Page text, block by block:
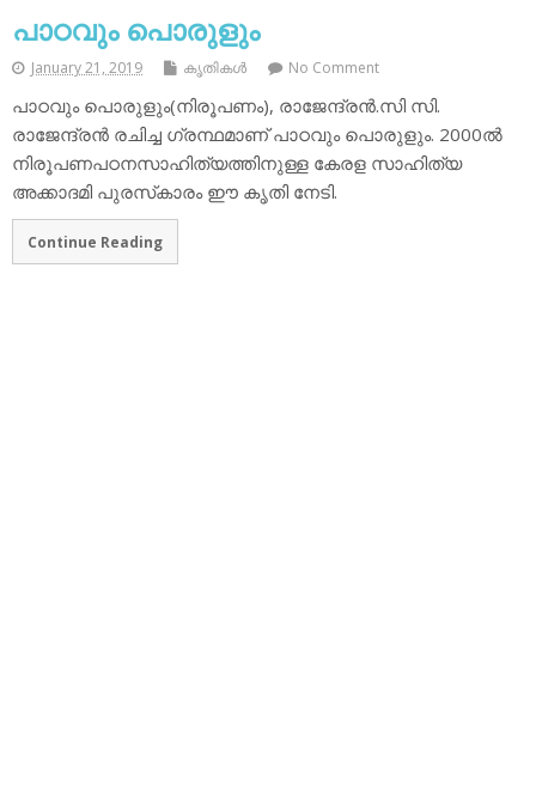
പാഠവും പൊരുളും
January 21, 2019 കൃതികള്‍ No Comment
പാഠവും പൊരുളും(നിരൂപണം), രാജേന്ദ്രന്‍.സി സി.
രാജേന്ദ്രന്‍ രചിച്ച ഗ്രന്ഥമാണ് പാഠവും പൊരുളും. 2000ല്‍
നിരൂപണപഠനസാഹിത്യത്തിനുള്ള കേരള സാഹിത്യ
അക്കാദമി പുരസ്‌കാരം ഈ കൃതി നേടി.
Continue Reading